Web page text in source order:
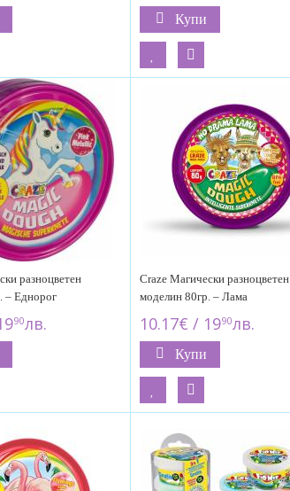
Купи
разноцветен
– Еднорог
90лв.
Craze Магически разноцветен
моделин 80гр. – Лама
10.17€ / 1990лв.
Купи